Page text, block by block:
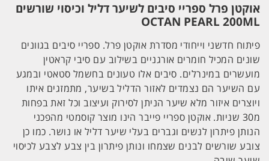
פרל
OCTAN
PEARL
אוקטן פרל ספריי סיבים לשיער דליל וכיסוי שורשים
OCTAN PEARL 200ML
פיתוח חדשני וייחודי מסדרת אוקטן פרל. ספריי סיבים בגוונים
שונים המכיל חומרים אורגניים בשילוב עם סיבי קראטין
מועשרים במינרלים. סיבים אלו טעונים בחשמל סטאטי ובמגע
עם השיער הם נצמדים לאזור הדליל בשיער, מתמזגים איתו
ויוצרים איזור מלא שיער הניתן לסירוק ועיצוב וכל זאת בפחות
מ30 שניות. אוקטן ספריי פייבר הינו מוצר קוסמטי מהפכני
הנותן פיתרון לנשים וגברים בעלי שיער דליל או נושר. כמו כן
צובע שורשים לבנים שצמחו ונותן פיתרון בין צבע לצבע לכיסוי